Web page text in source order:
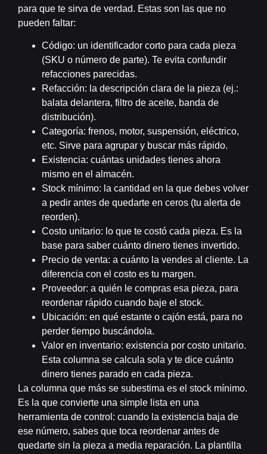
para que te sirva de verdad. Estas son las que no
pueden faltar:
Código: un identificador corto para cada pieza
(SKU o número de parte). Te evita confundir
refacciones parecidas.
Refacción: la descripción clara de la pieza (ej.:
balata delantera, filtro de aceite, banda de
distribución).
Categoría: frenos, motor, suspensión, eléctrico,
etc. Sirve para agrupar y buscar más rápido.
Existencia: cuántas unidades tienes ahora
mismo en el almacén.
Stock mínimo: la cantidad en la que debes volver
a pedir antes de quedarte en ceros (tu alerta de
reorden).
Costo unitario: lo que te costó cada pieza. Es la
base para saber cuánto dinero tienes invertido.
Precio de venta: a cuánto la vendes al cliente. La
diferencia con el costo es tu margen.
Proveedor: a quién le compras esa pieza, para
reordenar rápido cuando baje el stock.
Ubicación: en qué estante o cajón está, para no
perder tiempo buscándola.
Valor en inventario: existencia por costo unitario.
Esta columna se calcula sola y te dice cuánto
dinero tienes parado en cada pieza.
La columna que más se subestima es el stock mínimo.
Es la que convierte una simple lista en una
herramienta de control: cuando la existencia baja de
ese número, sabes que toca reordenar antes de
quedarte sin la pieza a media reparación. La plantilla